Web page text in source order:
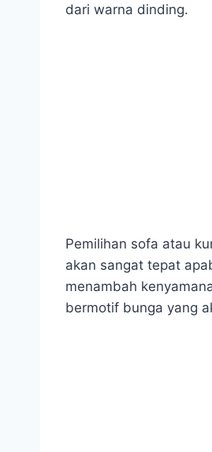
dari warna dinding.
Pemilihan sofa atau
akan sangat tepat
menambah
bermotif bunga yang